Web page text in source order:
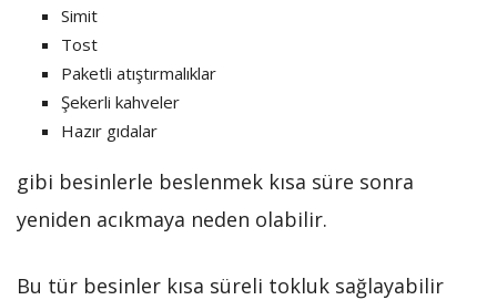
Simit
Tost
Paketli atıştırmalıklar
Şekerli kahveler
Hazır gıdalar
gibi besinlerle beslenmek kısa süre sonra
yeniden acıkmaya neden olabilir.
Bu tür besinler kısa süreli tokluk sağlayabilir